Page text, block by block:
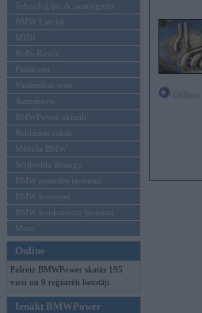
Tehnoloģijas & sasniegumi
BMW Latvijā
MINI
Rolls-Royce
Pasākumi
Vadāmības tests
Autosports
BMWPower aktuāli
Reklāmas raksti
Mēneša BMW
Sērijveida tūnings
BMW pasaules jaunumi
BMW koncepti
BMW konkurentu jaunumi
Moto
Online
Pašreiz BMWPower skatās 195
viesi un 9 reģistrēti lietotāji.
Ienākt BMWPower